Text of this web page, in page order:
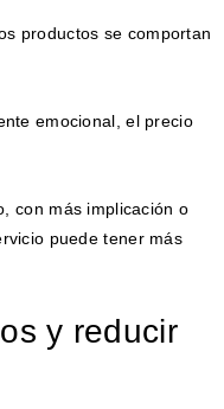
productos se comportan
emocional, el precio
con más implicación o
puede tener más
y reducir